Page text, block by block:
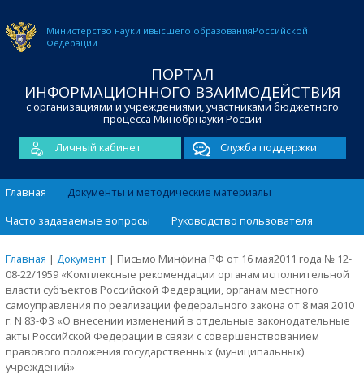
Министерство науки ивысшего образованияРоссийской
Федерации
ПОРТАЛ
ИНФОРМАЦИОННОГО ВЗАИМОДЕЙСТВИЯ
с организациями и учреждениями, участниками бюджетного
процесса Минобрнауки России
Личный кабинет
Служба поддержки
Главная
Документы и методические материалы
Часто задаваемые вопросы
Руководство пользователя
Главная | Документ | Письмо Минфина РФ от 16 мая2011 года № 12-
08-22/1959 «Комплексные рекомендации органам исполнительной
власти субъектов Российской Федерации, органам местного
самоуправления по реализации федерального закона от 8 мая 2010
г. N 83-ФЗ «О внесении изменений в отдельные законодательные
акты Российской Федерации в связи с совершенствованием
правового положения государственных (муниципальных)
учреждений»